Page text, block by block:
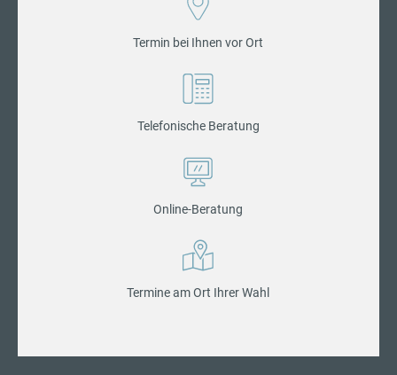
Termin bei Ihnen vor Ort
Telefonische Beratung
Online-Beratung
Termine am Ort Ihrer Wahl